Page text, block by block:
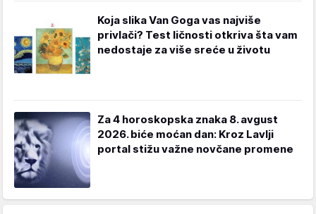
Koja slika Van Goga vas najviše
privlači? Test ličnosti otkriva šta vam
nedostaje za više sreće u životu
Za 4 horoskopska znaka 8. avgust
2026. biće moćan dan: Kroz Lavlji
portal stižu važne novčane promene